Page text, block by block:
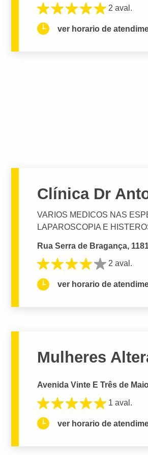
2 aval.
ver horario de
Clínica Dr
VARIOS MEDICOS NAS
LAPAROSCOPIA E
Rua Serra de Bragança,
2 aval.
ver horario de
Mulheres
Avenida Vinte E Três de
1 aval.
ver horario de